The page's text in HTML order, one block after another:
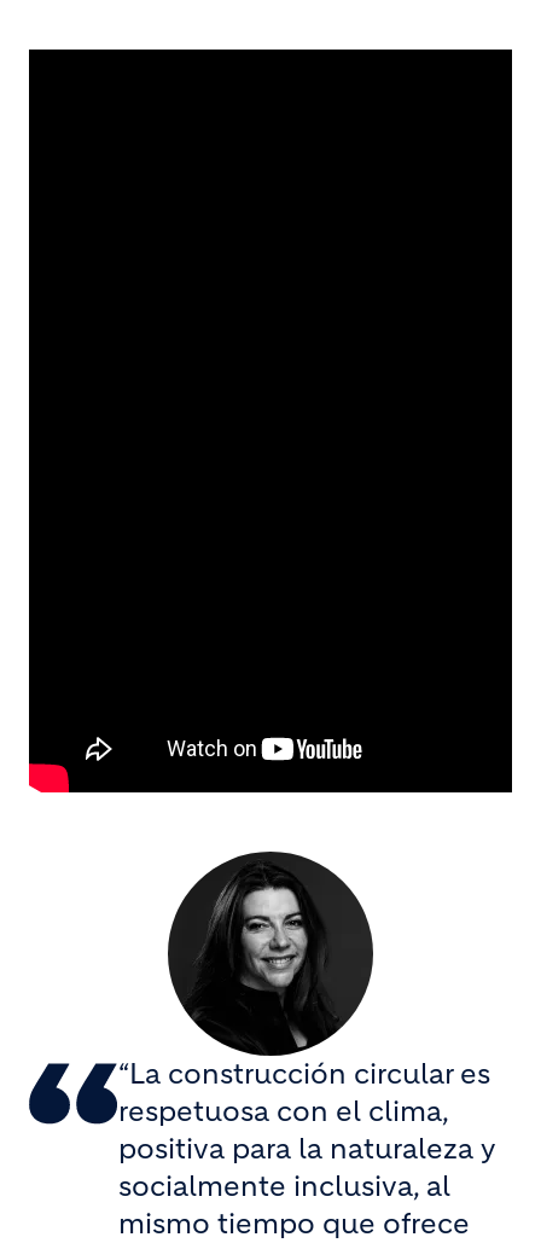
“La construcción circular es
respetuosa con el clima,
positiva para la naturaleza y
socialmente inclusiva, al
mismo tiempo que ofrece